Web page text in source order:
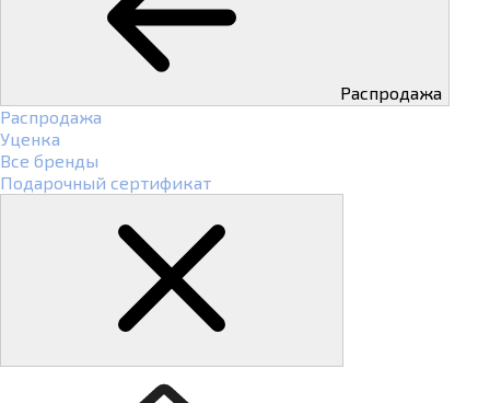
Распродажа
Распродажа
Уценка
Все бренды
Подарочный сертификат